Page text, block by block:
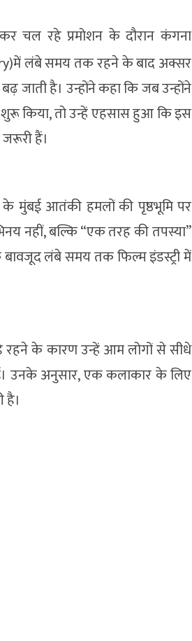
चल रहे प्रमोशन के दौरान कंगना
लंबे समय तक रहने के बाद अक्सर
जाती है। उन्होंने कहा कि जब उन्होंने
शुरू किया, तो उन्हें एहसास हुआ कि इस
हैं।
मुंबई आतंकी हमलों की पृष्ठभूमि पर
नहीं, बल्कि “एक तरह की तपस्या”
लंबे समय तक फिल्म इंडस्ट्री में
रहने के कारण उन्हें आम लोगों से सीधे
उनके अनुसार, एक कलाकार के लिए
है।